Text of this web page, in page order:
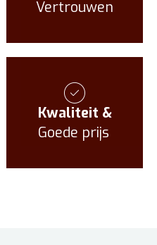
Vertrouwen
Kwaliteit &
Goede prijs